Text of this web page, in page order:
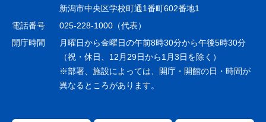
シ
ョ
新潟市中央区学校町通1番町602番地1
電話番号
025-228-1000（代表）
開庁時間
月曜日から金曜日の午前8時30分から午後5時30分
（祝・休日、12月29日から1月3日を除く）
※部署、施設によっては、開庁・開館の日・時間が
異なるところがあります。